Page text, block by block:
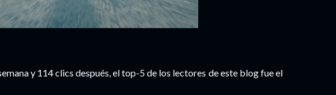
y 114 clics después, el top-5 de los lectores de este blog fue el